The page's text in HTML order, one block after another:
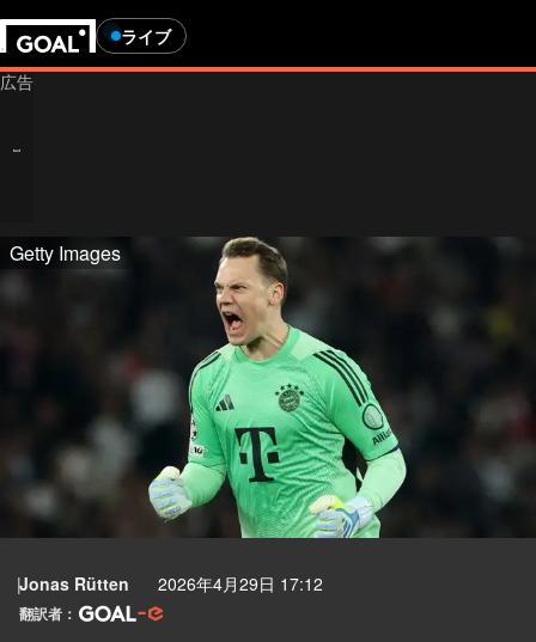
ライブ
Getty Images
Jonas Rütten 2026年4月29日 17:12
翻訳者：